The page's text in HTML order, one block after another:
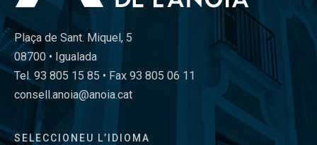
Plaça de Sant. Miquel, 5
08700 • Igualada
Tel. 93 805 15 85 • Fax 93 805 06 11
consell.anoia@anoia.cat
SELECCIONEU L’IDIOMA